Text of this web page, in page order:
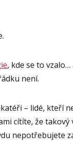
, kde se to
není.
– lidé, kteří
cítíte, že takový
nepotřebujete